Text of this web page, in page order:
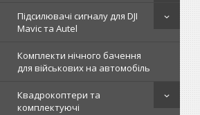
Підсилювачі сигналу для DJI
Mavic та Autel
Комплекти нічного бачення
для військових на автомобіль
Квадрокоптери та
комплектуючі